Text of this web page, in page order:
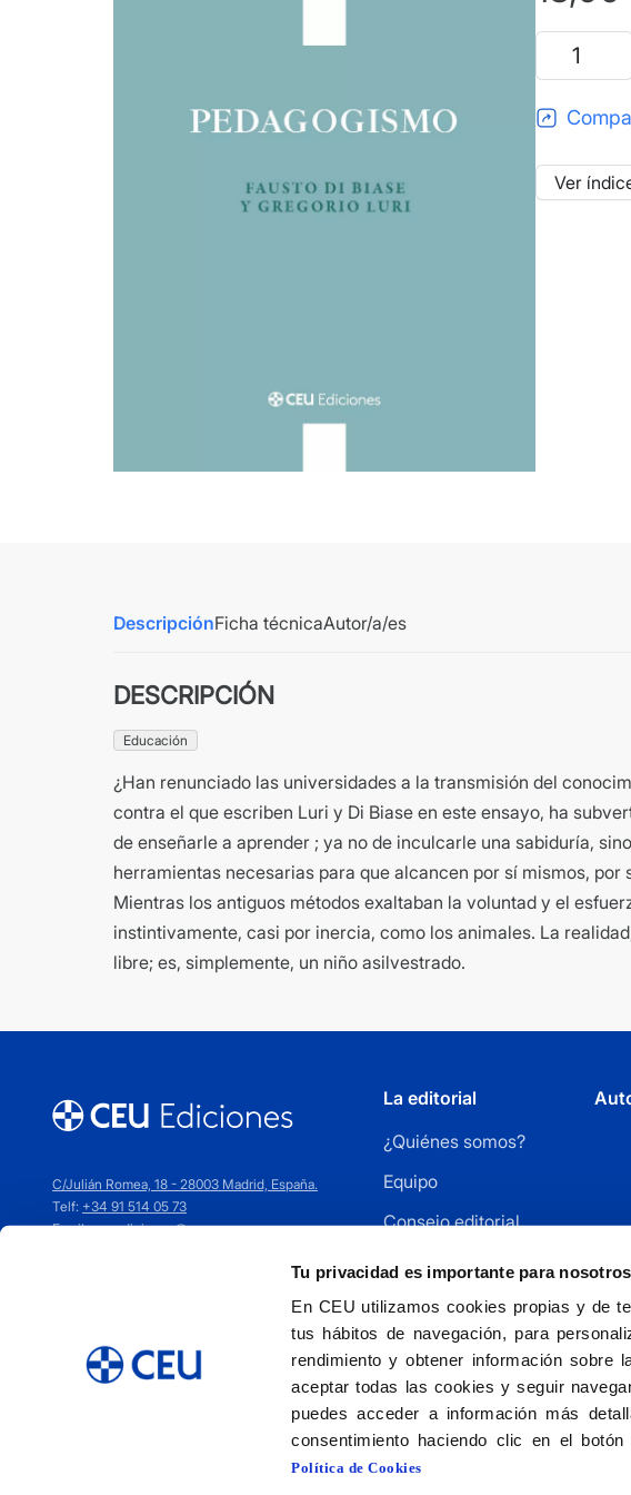
Tu privacidad es importante para nosotros
En CEU utilizamos cookies propias y de
tus hábitos de navegación, para
rendimiento y obtener información sobre
aceptar todas las cookies y seguir
puedes acceder a información más
consentimiento haciendo clic en el
Política de Cookies
cantidad
Ver
DescripciónFicha técnicaAutor/a/es
DESCRIPCIÓN
Educación
¿Han renunciado las universidades a la transmisión del
contra el que escriben Luri y Di Biase en este ensayo, ha
de enseñarle a aprender ; ya no de inculcarle una sabiduría,
herramientas necesarias para que alcancen por sí mismos,
Mientras los antiguos métodos exaltaban la voluntad y el
instintivamente, casi por inercia, como los animales. La
libre; es, simplemente, un niño asilvestrado.
C/Julián Romea, 18 - 28003 Madrid, España.
Telf: +34 91 514 05 73
Email:ceuediciones@ceu.es
La editorial
¿Quiénes somos?
Equipo
Consejo editorial
Cómo publicar
Distribuidores
Contacto